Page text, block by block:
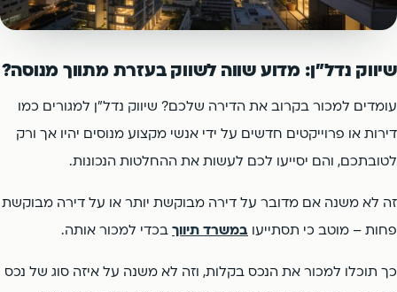
פתח תקווה הרצליה
אור יהודה קריית אונו
פתח תקווה הרצליה
רמת השרון ארסוף
יהוד כפר סבא
צור קשר
שיווק נדל"ן: מדוע שווה לשווק בעזרת מתווך מנוסה?
עומדים למכור בקרוב את הדירה שלכם? שיווק נדל"ן למגורים כמו
דירות או פרוייקטים חדשים על ידי אנשי מקצוע מנוסים יהיו אך ורק
לטובתכם, והם יסייעו לכם לעשות את ההחלטות הנכונות.
זה לא משנה אם מדובר על דירה מבוקשת יותר או על דירה מבוקשת
פחות – מוטב כי תסתייעו במשרד תיווך בכדי למכור אותה.
כך תוכלו למכור את הנכס בקלות, וזה לא משנה על איזה סוג של נכס